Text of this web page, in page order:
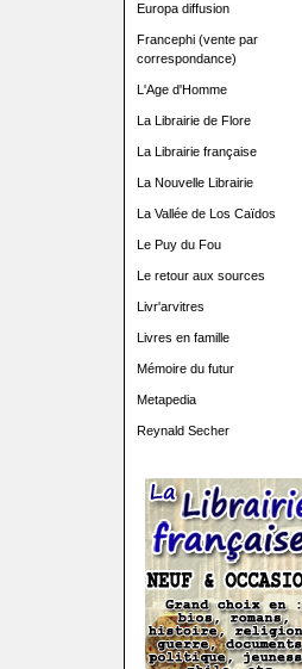
Europa diffusion
Francephi (vente par
correspondance)
L'Age d'Homme
La Librairie de Flore
La Librairie française
La Nouvelle Librairie
La Vallée de Los Caïdos
Le Puy du Fou
Le retour aux sources
Livr'arvitres
Livres en famille
Mémoire du futur
Metapedia
Reynald Secher